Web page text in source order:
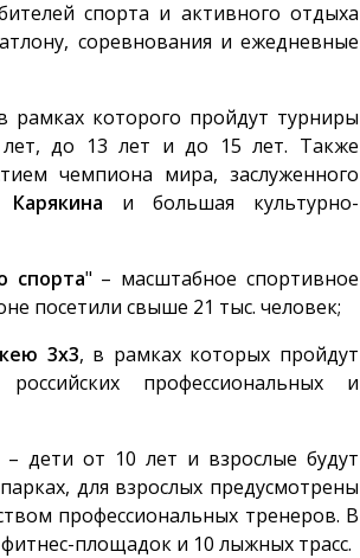
спорта и активного отдыха
соревнования и ежедневные
рамках которого пройдут турниры
лет, до 13 лет и до 15 лет. Также
чемпиона мира, заслуженного
Карякина и большая культурно-
спорта" – масштабное спортивное
посетили свыше 21 тыс. человек;
3х3, в рамках которых пройдут
профессиональных и
– дети от 10 лет и взрослые будут
для взрослых предусмотрены
профессиональных тренеров. В
площадок и 10 лыжных трасс.